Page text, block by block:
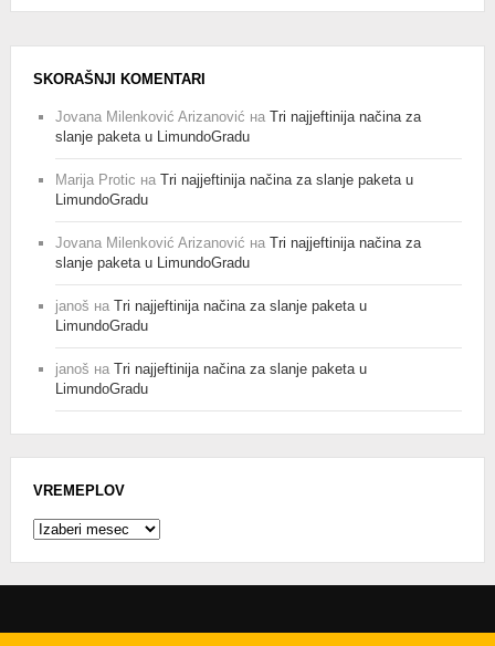
SKORAŠNJI KOMENTARI
Jovana Milenković Arizanović на Tri najjeftinija načina za
slanje paketa u LimundoGradu
Marija Protic на Tri najjeftinija načina za slanje paketa u
LimundoGradu
Jovana Milenković Arizanović на Tri najjeftinija načina za
slanje paketa u LimundoGradu
janoš на Tri najjeftinija načina za slanje paketa u
LimundoGradu
janoš на Tri najjeftinija načina za slanje paketa u
LimundoGradu
VREMEPLOV
Vremeplov